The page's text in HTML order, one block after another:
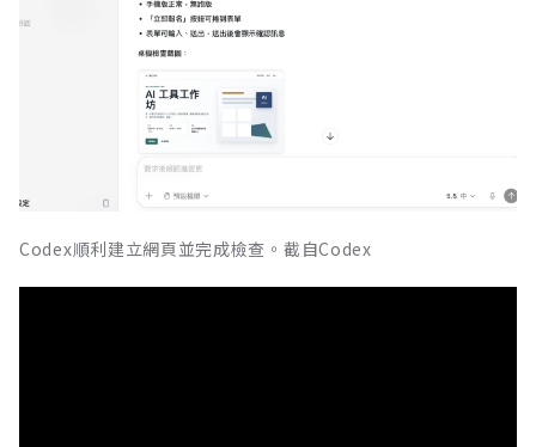
Codex順利建立網頁並完成檢查。截自Codex